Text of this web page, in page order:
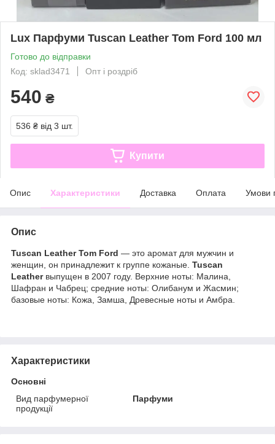
Lux Парфуми Tuscan Leather Tom Ford 100 мл
Готово до відправки
Код: sklad3471
Опт і роздріб
540 ₴
536 ₴ від 3 шт.
Купити
Опис Характеристики Доставка Оплата Умови
Опис
Tuscan Leather Tom Ford — это аромат для мужчин и
женщин, он принадлежит к группе кожаные. Tuscan
Leatherвыпущен в 2007 году. Верхние ноты: Малина,
Шафран и Чабрец; средние ноты: Олибанум и Жасмин;
базовые ноты: Кожа, Замша, Древесные ноты и Амбра.
Характеристики
Основні
Вид парфумерної
продукції
Парфуми